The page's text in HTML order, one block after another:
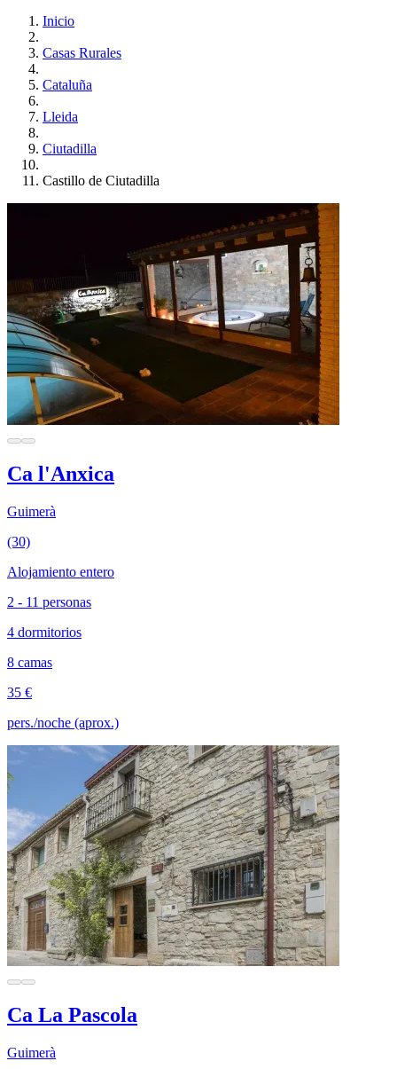
Inicio
Casas Rurales
Cataluña
Lleida
Ciutadilla
Castillo de Ciutadilla
Ca l'Anxica
Guimerà
(30)
Alojamiento entero
2 - 11 personas
4 dormitorios
8 camas
35 €
pers./noche (aprox.)
Ca La Pascola
Guimerà